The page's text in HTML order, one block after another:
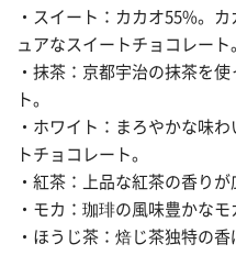
・スイート：カカオ55%。
ュアなスイートチョコレート
・抹茶：京都宇治の抹茶を
ト。
・ホワイト：まろやかな味
トチョコレート。
・紅茶：上品な紅茶の香り
・モカ：珈琲の風味豊かなモ
・ほうじ茶：焙じ茶独特の